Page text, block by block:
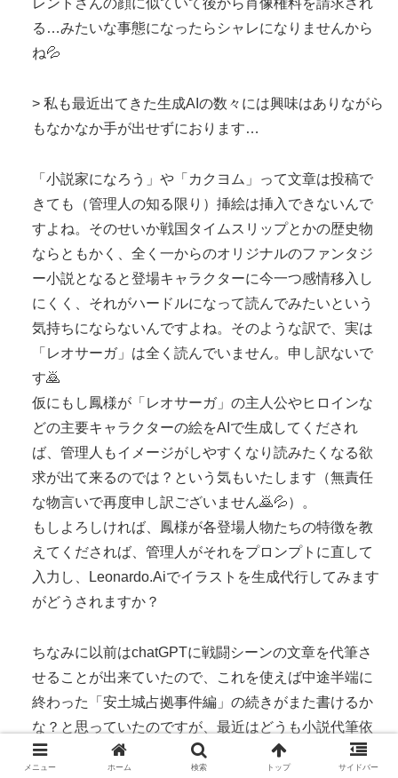
レントさんの顔に似ていて後から肖像権料を請求され
る…みたいな事態になったらシャレになりませんから
ね💦
> 私も最近出てきた生成AIの数々には興味はありながら
もなかなか手が出せずにおります…
「小説家になろう」や「カクヨム」って文章は投稿で
きても（管理人の知る限り）挿絵は挿入できないんで
すよね。そのせいか戦国タイムスリップとかの歴史物
ならともかく、全く一からのオリジナルのファンタジ
ー小説となると登場キャラクターに今一つ感情移入し
にくく、それがハードルになって読んでみたいという
気持ちにならないんですよね。そのような訳で、実は
「レオサーガ」は全く読んでいません。申し訳ないで
す🙇
仮にもし鳳様が「レオサーガ」の主人公やヒロインな
どの主要キャラクターの絵をAIで生成してくだされ
ば、管理人もイメージがしやすくなり読みたくなる欲
求が出て来るのでは？という気もいたします（無責任
な物言いで再度申し訳ございません🙇💦）。
もしよろしければ、鳳様が各登場人物たちの特徴を教
えてくだされば、管理人がそれをプロンプトに直して
入力し、Leonardo.Aiでイラストを生成代行してみます
がどうされますか？
ちなみに以前はchatGPTに戦闘シーンの文章を代筆さ
せることが出来ていたので、これを使えば中途半端に
終わった「安土城占拠事件編」の続きがまた書けるか
な？と思っていたのですが、最近はどうも小説代筆依
頼をAIが却下するようになったらしく、小説生成専門
メニュー ホーム 検索 トップ サイドバー